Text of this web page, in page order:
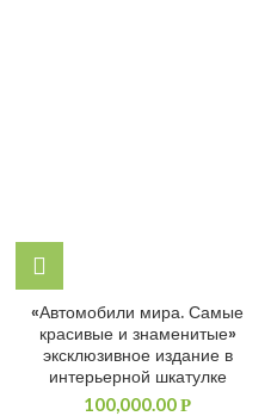
«Автомобили мира. Самые
красивые и знаменитые»
эксклюзивное издание в
интерьерной шкатулке
100,000.00Р